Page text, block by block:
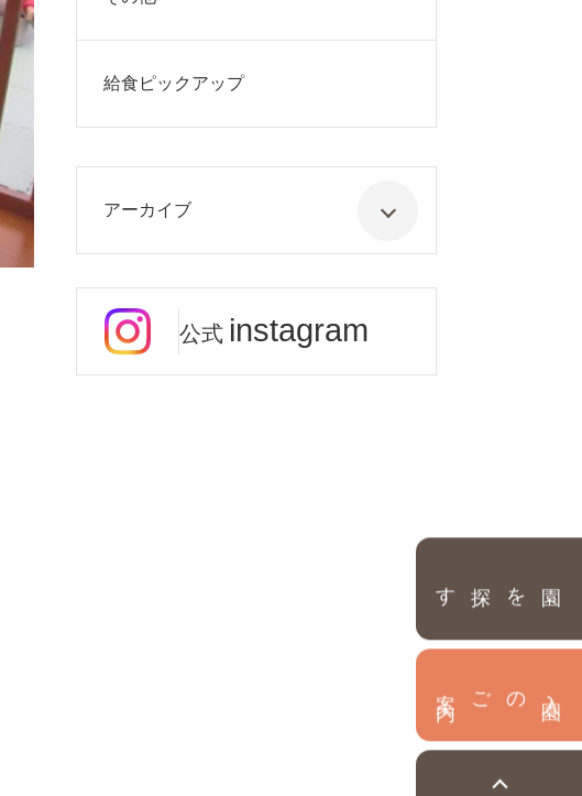
園を探す
給食ピックアップ
アーカイブ
公式 instagram